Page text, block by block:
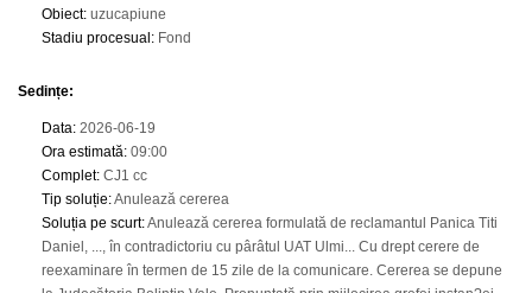
Obiect: uzucapiune
Stadiu procesual : Fond
Sedințe:
Data: 2026-06-19
Ora estimată: 09:00
Complet: CJ1 cc
Tip soluție:Anulează cererea
Soluția pe scurt:Anulează cererea formulată de reclamantul Panica Titi
Daniel, ..., în contradictoriu cu pârâtul UAT Ulmi... Cu drept cerere de
reexaminare în termen de 15 zile de la comunicare. Cererea se depune